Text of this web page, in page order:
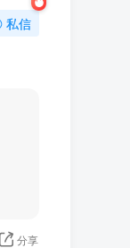
私信
分享